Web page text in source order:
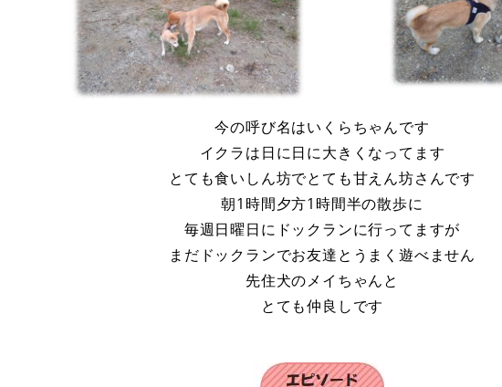
​今の呼び名はいくらちゃんです
イクラは日に日に大きくなってます
とても食いしん坊でとても甘えん坊さんです
朝1時間夕方1時間半の散歩に
毎週日曜日にドックランに行ってますが
まだドックランでお友達とうまく遊べません
先住犬のメイちゃんと
とても仲良しです